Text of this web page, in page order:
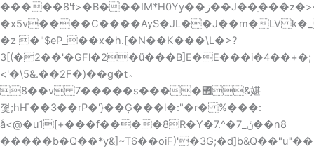
�����8'f>�B���IM*H0Yy��ز��J��ִ���z�>���%�����Y�x�,�]��y�o�T��`����>�{4
�x5v����C����AyS�JL��J��m�LV
�z �"$eP_��x�h.[�N��K���\L�>?
3[(�2��'�GFl�2�ü���B]E�E���i�4��+�;
<'�\5&.��2F�)��g�t؞
��8v 7�����s����޾&媅
꼋;hҤ��3��rP�'}��Ģ���l�:"�r� %���:
å<@�u1[+���f����8R�Y�7.^�ݨ_7��n8